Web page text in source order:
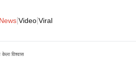
News Video Viral
विश्वास